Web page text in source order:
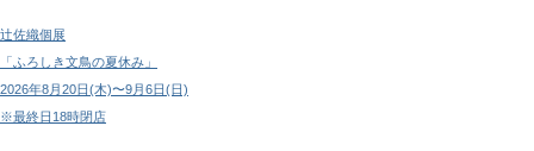
辻佐織個展
「ふろしき文鳥の夏休み」
2026年8月20日(木)〜9月6日(日)
※最終日18時閉店